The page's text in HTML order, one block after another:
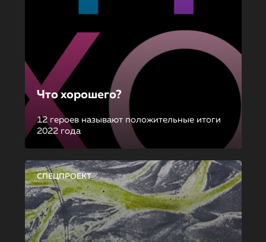
Что хорошего?
12 героев называют положительные итоги
2022 года
СПЕЦПРОЕКТ